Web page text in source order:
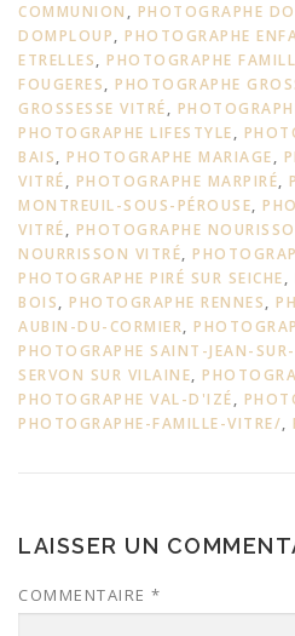
COMMUNION , PHOTOGRAPHE
DOMPLOUP, PHOTOGRAPHE
ETRELLES, PHOTOGRAPHE
FOUGERES, PHOTOGRAPHE
GROSSESSE VITRÉ,
PHOTOGRAPHE LIFESTYLE,
BAIS, PHOTOGRAPHE MARIAGE,
VITRÉ, PHOTOGRAPHE MARPIRÉ,
MONTREUIL-SOUS-PÉROUSE,
VITRÉ, PHOTOGRAPHE
NOURRISSON VITRÉ,
PHOTOGRAPHE PIRÉ SUR SEICHE,
BOIS, PHOTOGRAPHE RENNES,
AUBIN-DU-CORMIER,
PHOTOGRAPHE SAINT-JEAN-
SERVON SUR VILAINE,
PHOTOGRAPHE VAL-D'IZÉ,
PHOTOGRAPHE-FAMILLE-VITRE/,
LAISSER UN
COMMENTAIRE *